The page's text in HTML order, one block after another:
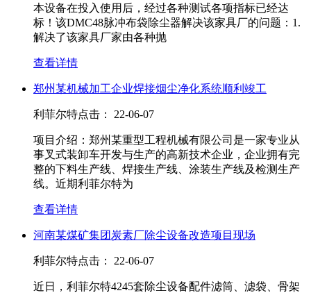
本设备在投入使用后，经过各种测试各项指标已经达
标！该DMC48脉冲布袋除尘器解决该家具厂的问题：1.
解决了该家具厂家由各种抛
查看详情
郑州某机械加工企业焊接烟尘净化系统顺利竣工
利菲尔特点击： 22-06-07
项目介绍：郑州某重型工程机械有限公司是一家专业从
事叉式装卸车开发与生产的高新技术企业，企业拥有完
整的下料生产线、焊接生产线、涂装生产线及检测生产
线。近期利菲尔特为
查看详情
河南某煤矿集团炭素厂除尘设备改造项目现场
利菲尔特点击： 22-06-07
近日，利菲尔特4245套除尘设备配件滤筒、滤袋、骨架